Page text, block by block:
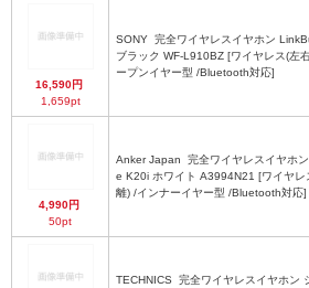
16,590円
1,659pt
SONY
ブラック WF-L910BZ [ワイヤレス(左
ープンイヤー型 /Bluetooth対応]
4,990円
50pt
Anker Japan
e K20i ホワイト A3994N21 [ワイヤレ
離) /インナーイヤー型 /Bluetooth対応]
TECHNICS